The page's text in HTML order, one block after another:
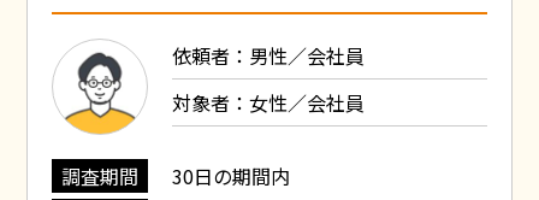
依頼者：男性／会社員
対象者：女性／会社員
調査期間
30日の期間内